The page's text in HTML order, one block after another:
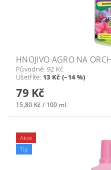
HNOJIVO AGRO NA
Původně: 92 Kč
Ušetříte: 13 Kč (–14 %)
79 Kč
15,80 Kč / 100 ml
Akce
Tip